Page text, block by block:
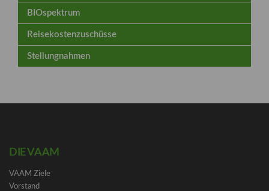
BIOspektrum
Reisekostenzuschüsse
Stellungnahmen
DIE VAAM
VAAM Ziele
Vorstand